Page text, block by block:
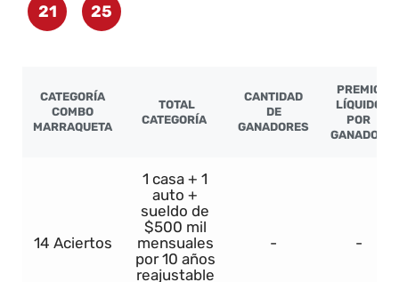
21 25
CATEGORÍA
COMBO
MARRAQUETA
TOTAL
CATEGORÍA
CANTIDAD
DE
GANADORES
PREMIO
LÍQUIDO
POR
GANADOR
14 Aciertos
1 casa + 1
auto +
sueldo de
$500 mil
mensuales
por 10 años
reajustable
- -